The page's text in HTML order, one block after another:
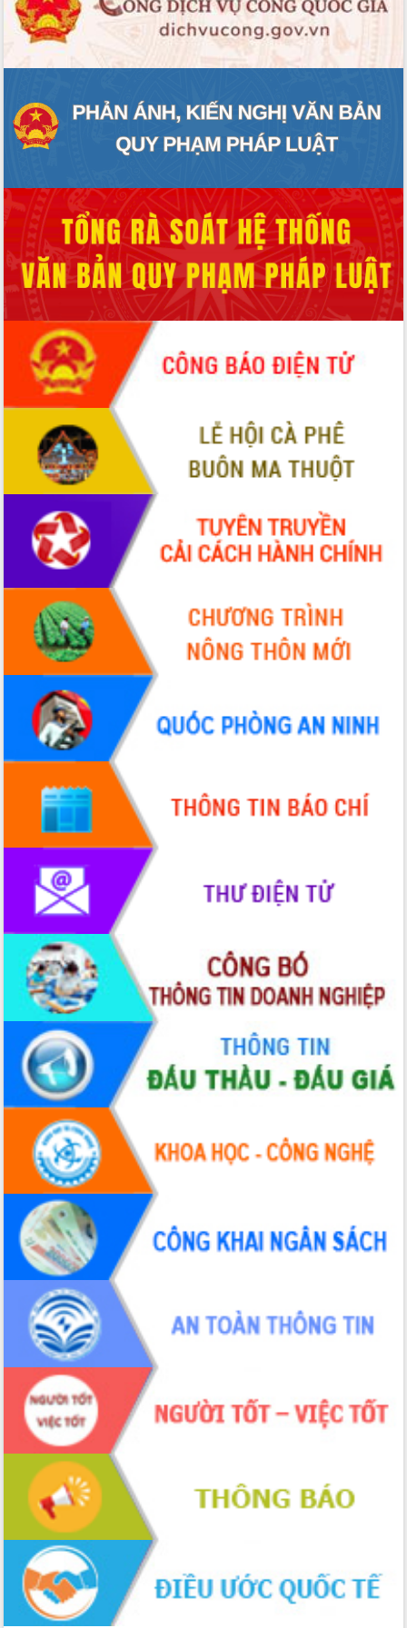
Hội thảo góp ý hồ sơ điều chỉnh quy
hoạch tỉnh Đắk Lắk thời kỳ 2021-2030,
tầm nhìn đến năm 2050
Nâng cao hiệu quả hoạt động của các
Hội nghị triển khai kết nối mạng
truyền số liệu chuyên dùng phục vụ cơ
quan Đảng, Nhà nước
Xã Ea Kar bước chuyển mình trong
công tác cải cách hành chính mô hình
mới
UBND tỉnh họp báo định kỳ tháng 4
năm 2026
Hội thảo khoa học “Giải pháp thúc đẩy
phát triển nền kinh tế xanh tại tỉnh
Đắk Lắk”
Tăng cường giám sát, đôn đốc thực
hiện nhiệm vụ quản lý tài sản công
Tháo gỡ những vướng mắc, đẩy mạnh
công tác cải cách thủ tục hành chính
tại Trung tâm Phục vụ hành chính
công tỉnh
Đắk Lắk: Tôn vinh 46 giải pháp tại Hội
thi Sáng tạo Kỹ thuật 2024 - 2025
Đắk Lắk rà soát, điều chỉnh Đề án 190
về phát triển nuôi trồng thủy sản
Phó Chủ tịch UBND tỉnh Đắk Lắk
Trương Công Thái kiểm tra thực địa
Dự án cao tốc Khánh Hòa - Buôn Ma
Thuột
Định vị cà phê Việt Nam như một “di
sản sống” trong dòng chảy toàn cầu
Xây dựng nông thôn mới: Nâng cao đời
sống người dân từ những mô hình thiết
thực
Quyết liệt tháo gỡ vướng mắc, đẩy
nhanh tiến độ các dự án trọng điểm
trong Khu kinh tế Nam Phú Yên
Hòn Yến phát triển du lịch gắn với bảo
tồn biển
Lấy ý kiến điều chỉnh Quy hoạch tỉnh
Đắk Lắk thời kỳ 2021-2030, tầm nhìn
đến năm 2050
Phát động chiến dịch 30 ngày đêm
giải phóng mặt bằng Tuyến đường bộ
ven biển
Đắk Lắk nỗ lực thúc đẩy tăng trưởng
kinh tế từ 10% trở lên trong Quý
II/2026
Đắk Lắk ký kết thỏa thuận hợp tác về
chuyển đổi số giai đoạn 2026 – 2030
với Tập đoàn Bưu chính Viễn thông
Việt Nam
Thứ trưởng Bộ Y tế làm việc với tỉnh
Đắk Lắk về phát triển nhân lực y tế
cho trạm y tế cấp xã
Du lịch Đắk Lắk nâng tầm trải nghiệm
du khách thông qua Hệ thống cơ sở dữ
liệu và Bản đồ số
Tập huấn ứng dụng trí tuệ nhân tạo (AI)
trong thương mại điện tử năm 2026
Đoàn đại biểu Quốc hội tỉnh Đắk Lắk
trao đổi thông tin trước Kỳ họp thứ
nhất, Quốc hội khóa XVI
Quyết liệt cải cách hành chính, khơi
thông nguồn lực phát triển
Nâng cao hiệu lực, hiệu quả HĐND
tỉnh thông qua hiện đại hóa hành chính
Xã Ea Phê gắn cải cách hành chính với
chuyển đổi số
Phó Chủ tịch Thường trực UBND tỉnh
Hồ Thị Nguyên Thảo làm việc tại Trung
tâm Phục vụ hành chính công xã Ea
Phê
Xây dựng nền hành chính số đồng
hành cùng nông dân dân, doanh nghiệp
Giai đoạn 2026-2030, Đắk Lắk phấn
đấu có 77% xã đạt chuẩn nông thôn
mới